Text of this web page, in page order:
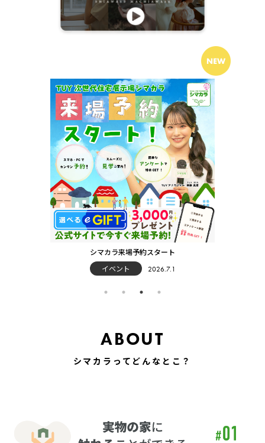
シマカラ来場予約スタート
イベント
2026.7.1
ABOUT
シマカラってどんなとこ？